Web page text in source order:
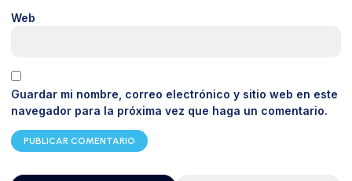
Web
Guardar mi nombre, correo electrónico y sitio web en este
navegador para la próxima vez que haga un comentario.